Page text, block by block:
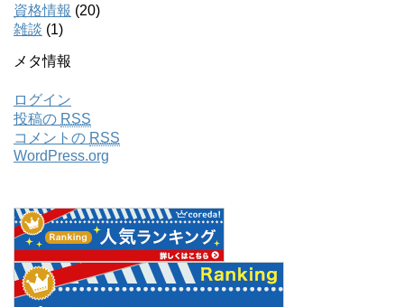
資格情報 (20)
雑談 (1)
メタ情報
ログイン
投稿の RSS
コメントの RSS
WordPress.org